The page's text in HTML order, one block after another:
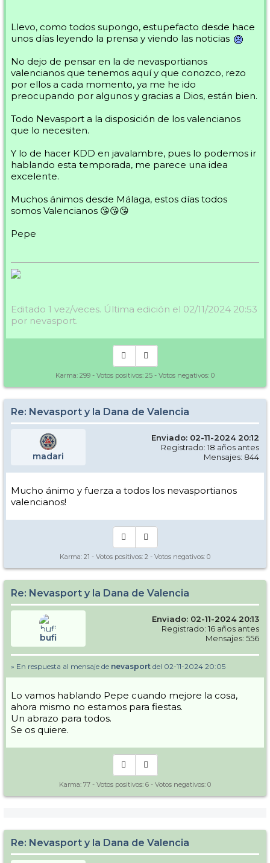
Llevo, como todos supongo, estupefacto desde hace
unos días leyendo la prensa y viendo las noticias
No dejo de pensar en la de nevasportianos
valencianos que tenemos aquí y que conozco, rezo
por ellos a cada momento, ya me he ido
preocupando por algunos y gracias a Dios, están bien.
Todo Nevasport a la disposición de los valencianos
que lo necesiten.
Y lo de hacer KDD en javalambre, pues lo podemos ir
hablando esta temporada, me parece una idea
excelente.
Muchos ánimos desde Málaga, estos días todos
somos Valencianos 😘😘😘
Pepe
Editado 1 vez/veces. Última edición el 02/11/2024 20:53
por nevasport.
Karma: 299 - Votos positivos: 25 - Votos negativos: 0
Re: Nevasport y la Dana de Valencia
madari
Enviado: 02-11-2024 20:12
Registrado: 18 años antes
Mensajes: 844
Mucho ánimo y fuerza a todos los nevasportianos
valencianos!
Karma: 21 - Votos positivos: 2 - Votos negativos: 0
Re: Nevasport y la Dana de Valencia
bufi
Enviado: 02-11-2024 20:13
Registrado: 16 años antes
Mensajes: 556
» En respuesta al mensaje de nevasport del 02-11-2024 20:05
Lo vamos hablando Pepe cuando mejore la cosa,
ahora mismo no estamos para fiestas.
Un abrazo para todos.
Se os quiere.
Karma: 77 - Votos positivos: 6 - Votos negativos: 0
Re: Nevasport y la Dana de Valencia